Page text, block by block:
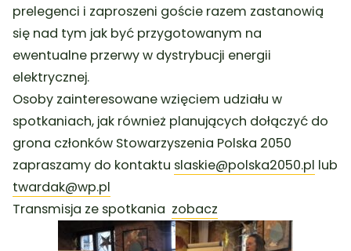
prelegenci i zaproszeni goście razem zastanowią
się nad tym jak być przygotowanym na
ewentualne przerwy w dystrybucji energii
elektrycznej.
Osoby zainteresowane wzięciem udziału w
spotkaniach, jak również planujących dołączyć do
grona członków Stowarzyszenia Polska 2050
zapraszamy do kontaktu slaskie@polska2050.pl lub
twardak@wp.pl
Transmisja ze spotkania zobacz